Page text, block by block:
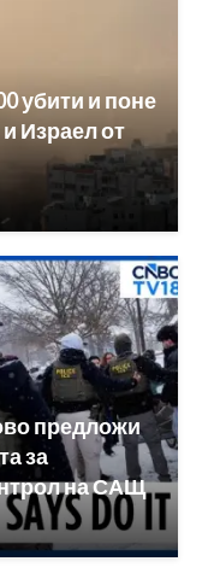
убити и поне
Израел от
предложи
за
на САЩ